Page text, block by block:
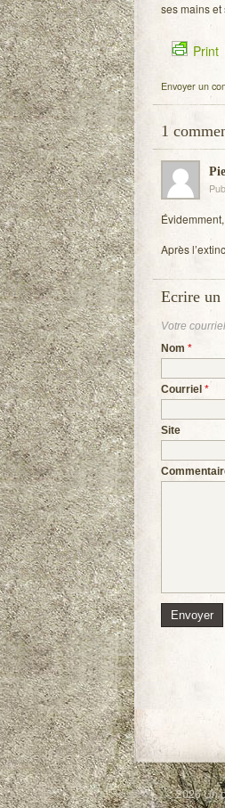
ses mains et
Print
Envoyer un
1
Après
Ecrire un
Votre
Nom *
Courriel *
Site
© 2026Un